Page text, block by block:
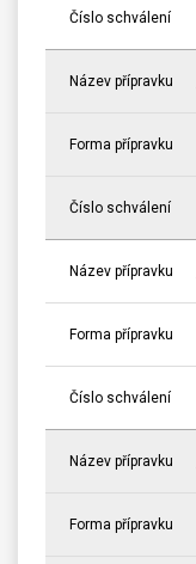
Číslo schválení
Název přípravku
Forma přípravku
Číslo schválení
Název přípravku
Forma přípravku
Číslo schválení
Název přípravku
Forma přípravku